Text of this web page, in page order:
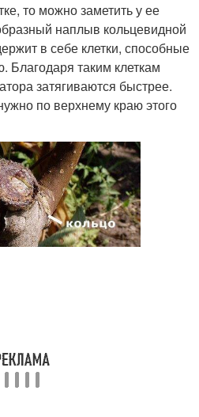
то можно заметить у ее
наплыв кольцевидной
в себе клетки, способные
Благодаря таким клеткам
затягиваются быстрее.
по верхнему краю этого